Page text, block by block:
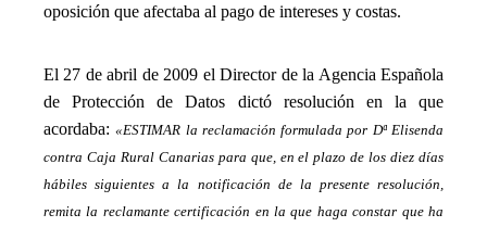
oposición que afectaba al pago de intereses y costas.
El 27 de abril de 2009 el Director de la Agencia Española
de Protección de Datos dictó resolución en la que
acordaba:«ESTIMAR la reclamación formulada por Dª Elisenda
contra Caja Rural Canarias para que, en el plazo de los diez días
hábiles siguientes a la notificación de la presente resolución,
remita la reclamante certificación en la que haga constar que ha